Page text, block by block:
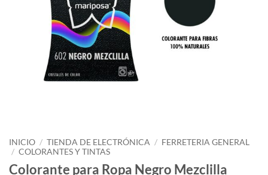
INICIO / TIENDA DE ELECTRÓNICA / FERRETERIA GENERAL
/ COLORANTES Y TINTAS
Colorante para Ropa Negro Mezclilla